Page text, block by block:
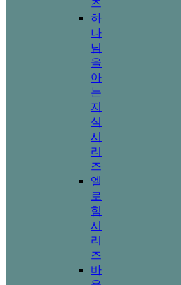
즈
하
나
님
을
아
는
지
식
시
리
즈
엘
로
힘
시
리
즈
바